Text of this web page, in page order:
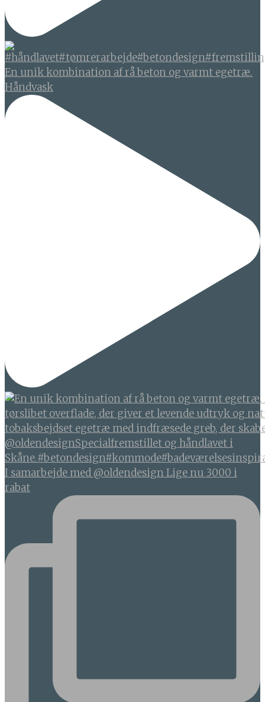
En unik kombination af rå beton og varmt egetræ.
Håndvask
I samarbejde med @oldendesign Lige nu 3000 i
rabat